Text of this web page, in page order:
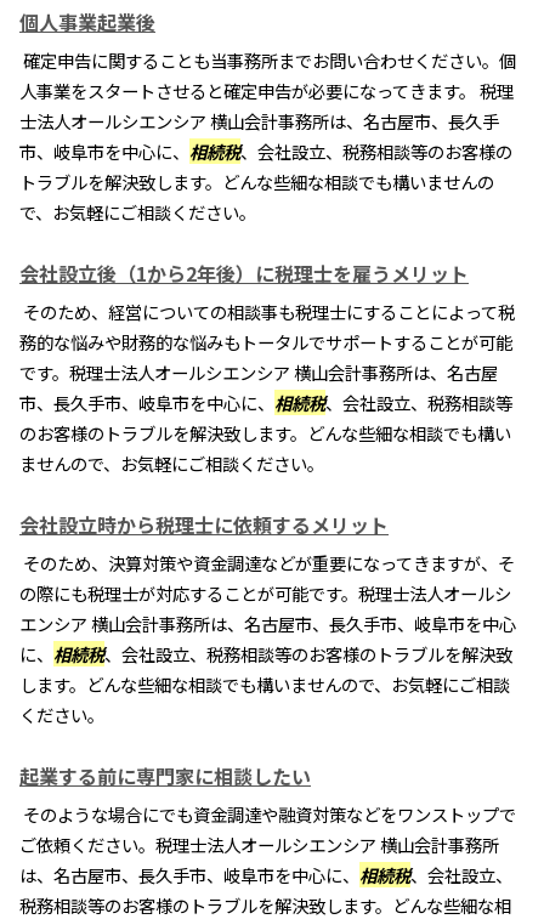
個人事業起業後
確定申告に関することも当事務所までお問い合わせください。個
人事業をスタートさせると確定申告が必要になってきます。 税理
士法人オールシエンシア 横山会計事務所は、名古屋市、長久手
市、岐阜市を中心に、 相続税、会社設立、税務相談等のお客様の
トラブルを解決致します。どんな些細な相談でも構いませんの
で、お気軽にご相談ください。
会社設立後（1から2年後）に税理士を雇うメリット
そのため、経営についての相談事も税理士にすることによって税
務的な悩みや財務的な悩みもトータルでサポートすることが可能
です。税理士法人オールシエンシア 横山会計事務所は、名古屋
市、長久手市、岐阜市を中心に、 相続税、会社設立、税務相談等
のお客様のトラブルを解決致します。どんな些細な相談でも構い
ませんので、お気軽にご相談ください。
会社設立時から税理士に依頼するメリット
そのため、決算対策や資金調達などが重要になってきますが、そ
の際にも税理士が対応することが可能です。税理士法人オールシ
エンシア 横山会計事務所は、名古屋市、長久手市、岐阜市を中心
に、 相続税、会社設立、税務相談等のお客様のトラブルを解決致
します。どんな些細な相談でも構いませんので、お気軽にご相談
ください。
起業する前に専門家に相談したい
そのような場合にでも資金調達や融資対策などをワンストップで
ご依頼ください。税理士法人オールシエンシア 横山会計事務所
は、名古屋市、長久手市、岐阜市を中心に、 相続税、会社設立、
税務相談等のお客様のトラブルを解決致します。どんな些細な相